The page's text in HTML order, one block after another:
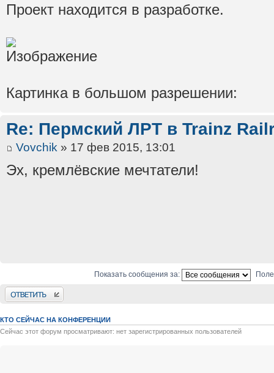
Проект находится в разработке.
Картинка в большом разрешении:
Re: Пермский ЛРТ в Trainz
Vovchik » 17 фев 2015, 13:01
Эх, кремлёвские мечтатели!
Показать сообщения за:
Ответить
КТО СЕЙЧАС НА КОНФЕРЕНЦИИ
Сейчас этот форум просматривают: нет зарегистрированных пользователей